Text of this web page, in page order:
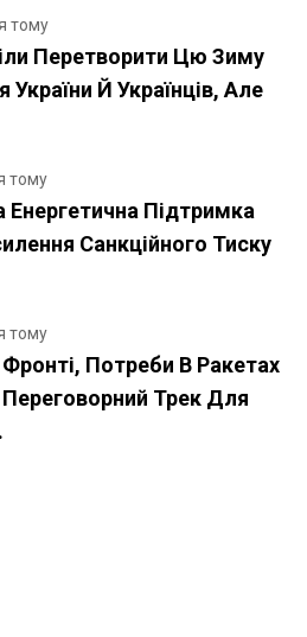
тому
Перетворити Цю Зиму
Й Українців, Але
тому
Енергетична Підтримка
Санкційного Тиску
тому
Потреби В Ракетах
Трек Для